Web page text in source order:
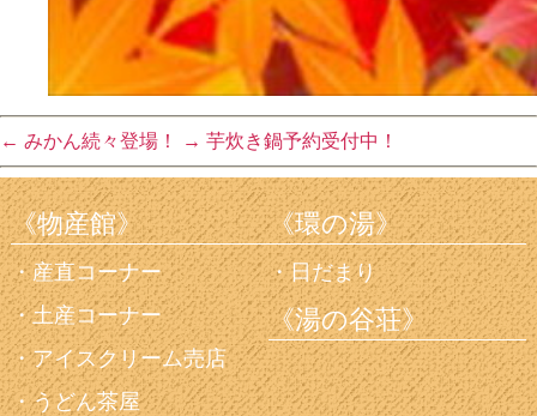
← みかん続々登場！ → 芋炊き鍋予約受付中！
《物産館》
産直コーナー
土産コーナー
アイスクリーム売店
うどん茶屋
《環の湯》
日だまり
《湯の谷荘》